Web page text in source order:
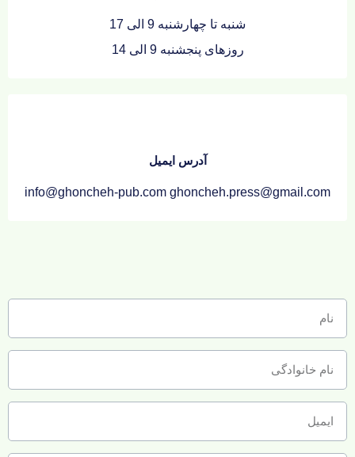
شنبه تا چهارشنبه 9 الی 17
روزهای پنجشنبه 9 الی 14
آدرس ایمیل
info@ghoncheh-pub.com ghoncheh.press@gmail.com